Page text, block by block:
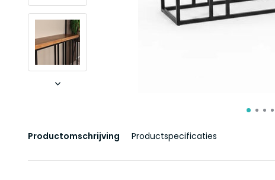
Productomschrijving Productspecificaties